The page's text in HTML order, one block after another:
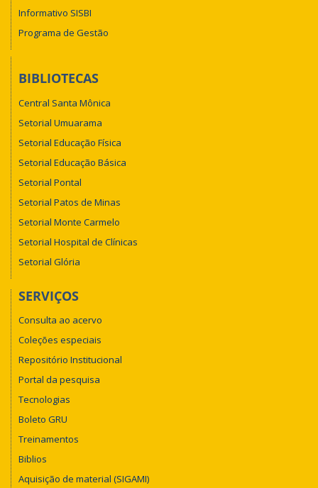
Informativo SISBI
Programa de Gestão
BIBLIOTECAS
Central Santa Mônica
Setorial Umuarama
Setorial Educação Física
Setorial Educação Básica
Setorial Pontal
Setorial Patos de Minas
Setorial Monte Carmelo
Setorial Hospital de Clínicas
Setorial Glória
SERVIÇOS
Consulta ao acervo
Coleções especiais
Repositório Institucional
Portal da pesquisa
Tecnologias
Boleto GRU
Treinamentos
Biblios
Aquisição de material (SIGAMI)